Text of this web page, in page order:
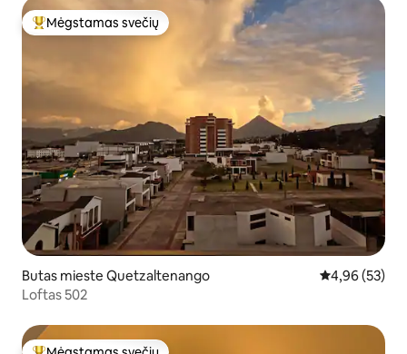
Svečių mėgstamiausias
Mėgstamas svečių
Butas mieste Quetzaltenango Vidutinis
4,96 (53)
Loftas 502